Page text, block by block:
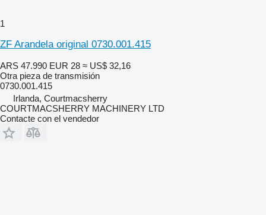
1
ZF Arandela original 0730.001.415
ARS 47.990 EUR 28 ≈ US$ 32,16
Otra pieza de transmisión
0730.001.415
Irlanda, Courtmacsherry
COURTMACSHERRY MACHINERY LTD
Contacte con el vendedor